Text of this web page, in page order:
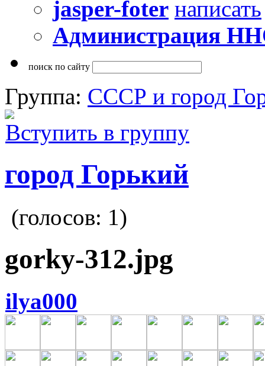
jasper-foter написать
Администрация
поиск по сайту
Группа: СССР и город
Вступить в группу
город Горький
(голосов: 1)
gorky-312.jpg
ilya000